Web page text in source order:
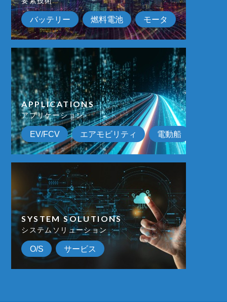
バッテリー 燃料電池 モータ
APPLICATIONS
アプリケーション
EV/FCV エアモビリティ 電動船
SYSTEM SOLUTIONS
システムソリューション
O/S サービス